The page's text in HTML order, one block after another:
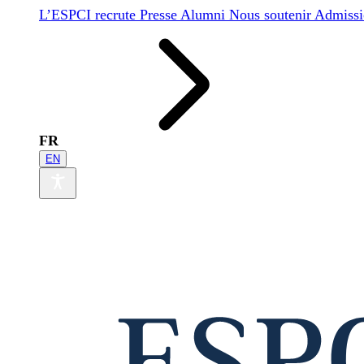
L’ESPCI recrute Presse Alumni Nous soutenir
FR
EN